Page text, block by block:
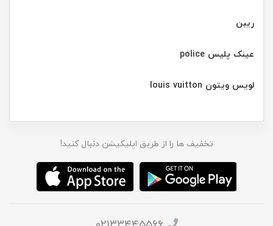
ریبن
عینک پلیس police
لویس ویتون louis vuitton
تخفیف ها را از طریق اپلیکیشن دنبال کنید!